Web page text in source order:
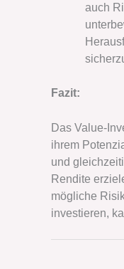
auch
Fazit:
Das Value-
ihrem
und
Rendite
mögliche
investieren,